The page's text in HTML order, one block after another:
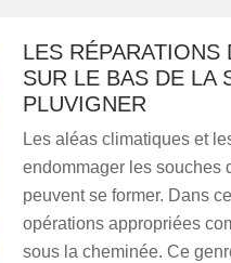
LES
SUR LE BAS DE LA
PLUVIGNER
Les aléas climatiques et
endommager les souches
peuvent se former. Dans
opérations appropriées
sous la cheminée. Ce